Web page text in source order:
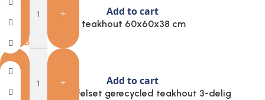
+ Add to cart
Provira Bijzettafel teakhout 60x60x38 cm
68.88
+ Add to cart
Provira Plantentafelset gerecycled teakhout 3-delig